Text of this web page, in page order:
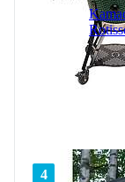
4